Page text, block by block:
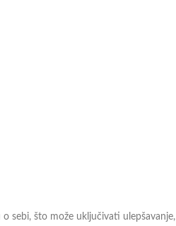
sebi, što može uključivati